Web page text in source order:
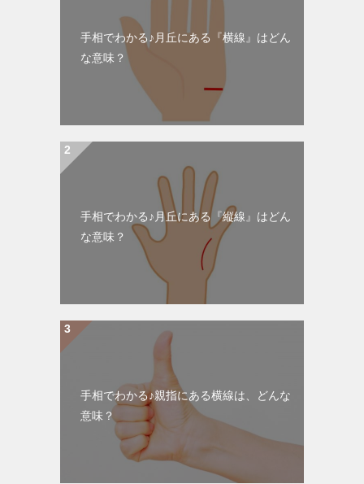
手相でわかる♪月丘にある『横線』はどん
な意味？
手相でわかる♪月丘にある『縦線』はどん
な意味？
手相でわかる♪親指にある横線は、どんな
意味？